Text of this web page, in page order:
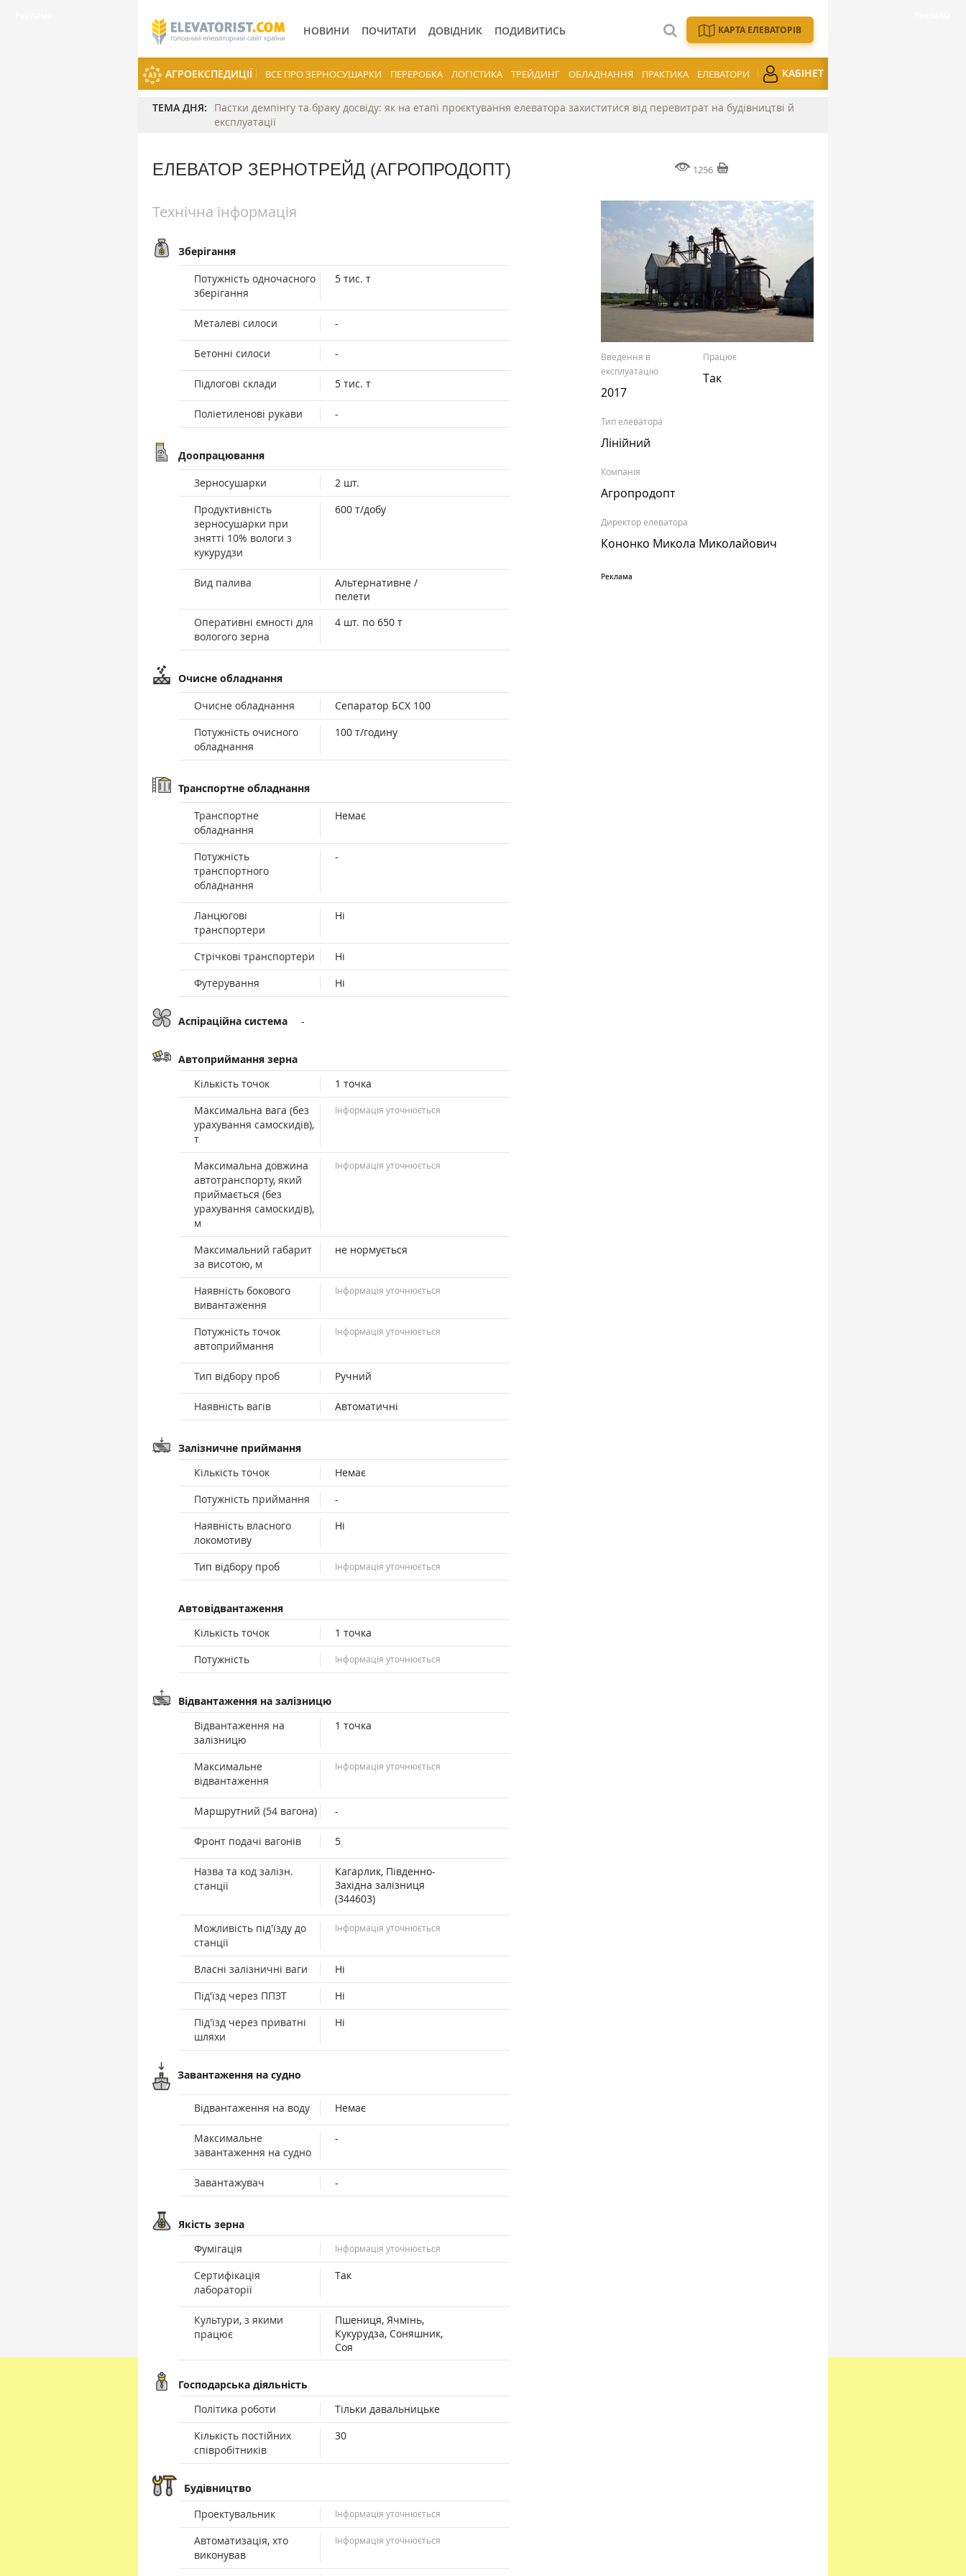
НОВИНИ ПОЧИТАТИ ДОВІДНИК ПОДИВИТИСЬ КАРТА ЕЛЕВАТОРІВ
АГРОЕКСПЕДИЦІЇ ВСЕ ПРО ЗЕРНОСУШАРКИ ПЕРЕРОБКА ЛОГІСТИКА ТРЕЙДИНГ ОБЛАДНАННЯ ПРАКТИКА ЕЛЕВАТОРИ КАБІНЕТ
ТЕМА ДНЯ:
Пастки демпінгу та браку досвіду: як на етапі проєктування елеватора захиститися від перевитрат на будівництві й
експлуатації
ЕЛЕВАТОР ЗЕРНОТРЕЙД (АГРОПРОДОПТ) 1256
Введення в
експлуатацію
2017
Працює
Так
Тип елеватора
Лінійний
Компанія
Агропродопт
Директор елеватора
Кононко Микола Миколайович
Технічна інформація
Зберігання
Потужність одночасного
зберігання
5 тис. т
Металеві силоси -
Бетонні силоси -
Підлогові склади 5 тис. т
Поліетиленові рукави -
Доопрацювання
Зерносушарки
2 шт.
Продуктивність
зерносушарки при
знятті 10% вологи з
кукурудзи
600 т/добу
Вид палива
Альтернативне /
пелети
Оперативні ємності для
вологого зерна
4 шт. по 650 т
Очисне обладнання
Очисне обладнання
Сепаратор БСХ 100
Потужність очисного
обладнання
100 т/годину
Транспортне обладнання
Транспортне
обладнання
Немає
Потужність
транспортного
обладнання
-
Ланцюгові
транспортери
Ні
Стрічкові транспортери
Ні
Футерування
Ні
Аспіраційна система -
Автоприймання зерна
Кількість точок
1 точка
Максимальна вага (без
урахування самоскидів),
т
Інформація уточнюється
Максимальна довжина
автотранспорту, який
приймається (без
урахування самоскидів),
м
Інформація уточнюється
Максимальний габарит
за висотою, м
не нормується
Наявність бокового
вивантаження
Інформація уточнюється
Потужність точок
автоприймання
Інформація уточнюється
Тип відбору проб Ручний
Наявність вагів Автоматичні
Залізничне приймання
Кількість точок
Немає
Потужність приймання
-
Наявність власного
локомотиву
Ні
Тип відбору проб Інформація уточнюється
Автовідвантаження
Кількість точок
1 точка
Потужність
Інформація уточнюється
Відвантаження на залізницю
Відвантаження на
залізницю
1 точка
Максимальне
відвантаження
Інформація уточнюється
Маршрутний (54 вагона) -
Фронт подачі вагонів 5
Назва та код залізн.
станції
Кагарлик, Південно-
Західна залізниця
(344603)
Можливість під'їзду до
станції
Інформація уточнюється
Власні залізничні ваги
Ні
Під'їзд через ППЗТ
Ні
Під'їзд через приватні
шляхи
Ні
Завантаження на судно
Відвантаження на воду Немає
Максимальне
завантаження на судно
-
Завантажувач -
Якість зерна
Фумігація
Інформація уточнюється
Сертифікація
лабораторії
Так
Культури, з якими
працює
Пшениця, Ячмінь,
Кукурудза, Соняшник,
Соя
Господарська діяльність
Політика роботи
Тільки давальницьке
Кількість постійних
співробітників
30
Будівництво
Проектувальник
Інформація уточнюється
Автоматизація, хто
виконував
Інформація уточнюється